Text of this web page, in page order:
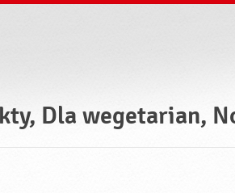
Dla wegetarian,